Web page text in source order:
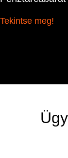
Tekintse meg!